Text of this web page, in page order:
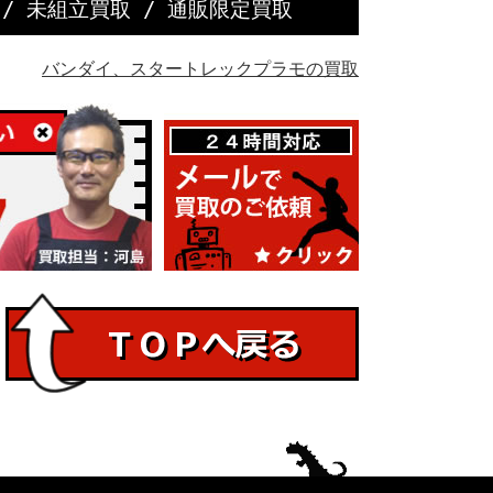
/未組立買取 /通販限定買取
バンダイ、スタートレックプラモの買取